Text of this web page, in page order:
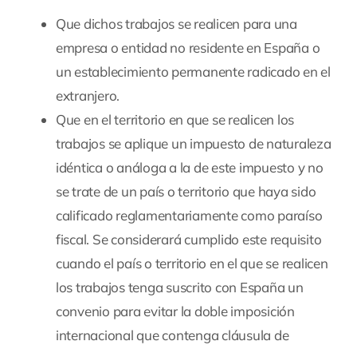
Que dichos trabajos se realicen para una
empresa o entidad no residente en España o
un establecimiento permanente radicado en el
extranjero.
Que en el territorio en que se realicen los
trabajos se aplique un impuesto de naturaleza
idéntica o análoga a la de este impuesto y no
se trate de un país o territorio que haya sido
calificado reglamentariamente como paraíso
fiscal. Se considerará cumplido este requisito
cuando el país o territorio en el que se realicen
los trabajos tenga suscrito con España un
convenio para evitar la doble imposición
internacional que contenga cláusula de